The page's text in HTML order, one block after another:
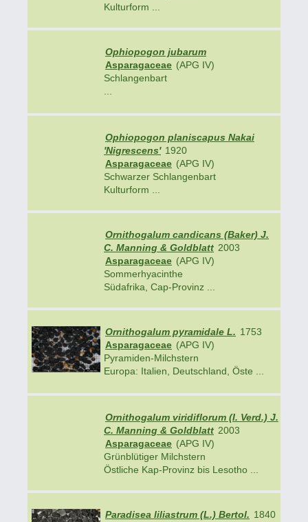
Kulturform ...
Ophiopogon jubarum
Asparagaceae (APG IV)
Schlangenbart
Ophiopogon planiscapus Nakai
'Nigrescens' 1920
Asparagaceae (APG IV)
Schwarzer Schlangenbart
Kulturform ...
Ornithogalum candicans (Baker) J.
C. Manning & Goldblatt 2003
Asparagaceae (APG IV)
Sommerhyacinthe
Südafrika, Cap-Provinz ...
Ornithogalum pyramidale L. 1753
Asparagaceae (APG IV)
Pyramiden-Milchstern
Europa: Italien, Deutschland, Öste ...
Ornithogalum viridiflorum (I. Verd.) J.
C. Manning & Goldblatt 2003
Asparagaceae (APG IV)
Grünblütiger Milchstern
Östliche Kap-Provinz bis Lesotho ...
Paradisea liliastrum (L.) Bertol. 1840